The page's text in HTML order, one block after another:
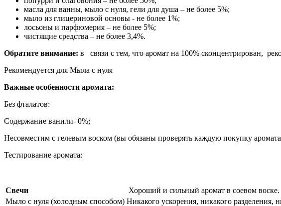
масла для ванны, мыло с нуля, гели для душа – не более 5%;
мыло из глицериновой основы - не более 1%;
лосьоны и парфюмерия – не более 5%;
чистящие средства – не более 3,4%.
Обратите внимание: в связи с тем, что аромат на 100% сконцентрирован,
Рекомендуется для Мыла с нуля
Важные особенности аромата:
Без фталатов:
Содержание ванили- 0%;
Несовместим с гелевым воском (вы обязаны проверять каждую покупку
Тестирование аромата:
Свечи
Хороший и сильный аромат в соевом воске.
Мыло с нуля (холодным способом) Никакого ускорения, никакого разделения,